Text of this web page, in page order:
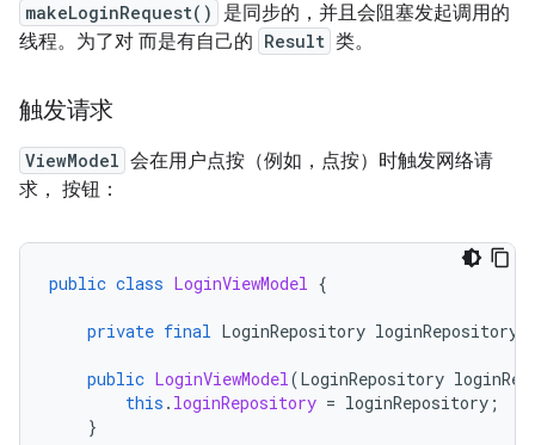
makeLoginRequest()
是同步的，并且会阻塞发起调用的
线程。为了对 而是有自己的 Result 类。
触发请求
ViewModel 会在用户点按（例如，点按）时触发网络请
求， 按钮：
public class LoginViewModel {
private final LoginRepository loginRepository
public LoginViewModel(LoginRepository
this . loginRepository = loginRepository ;
}